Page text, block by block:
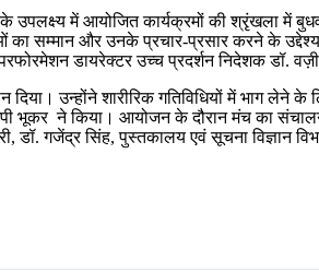
में आयोजित कार्यक्रमों की श्रृंखला में
सम्मान और उनके प्रचार-प्रसार करने के
डायरेक्टर उच्च प्रदर्शन निदेशक डॉ.
दिया। उन्होंने शारीरिक गतिविधियों में भाग
भूकर ने किया। आयोजन के दौरान मंच का
गजेंद्र सिंह, पुस्तकालय एवं सूचना विज्ञान